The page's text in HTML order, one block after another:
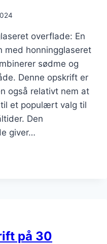
overflade: En
med honningglaseret
sødme og
Denne opskrift er
også relativt nem at
et populært valg til
Den
giver…
på 30